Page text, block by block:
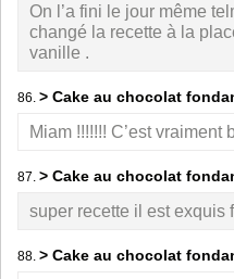
On l’a fini le jour même
changé la recette à la
vanille .
86. > Cake au chocolat
Miam !!!!!!! C’est vraiment
87. > Cake au chocolat
super recette il est exquis
88. > Cake au chocolat